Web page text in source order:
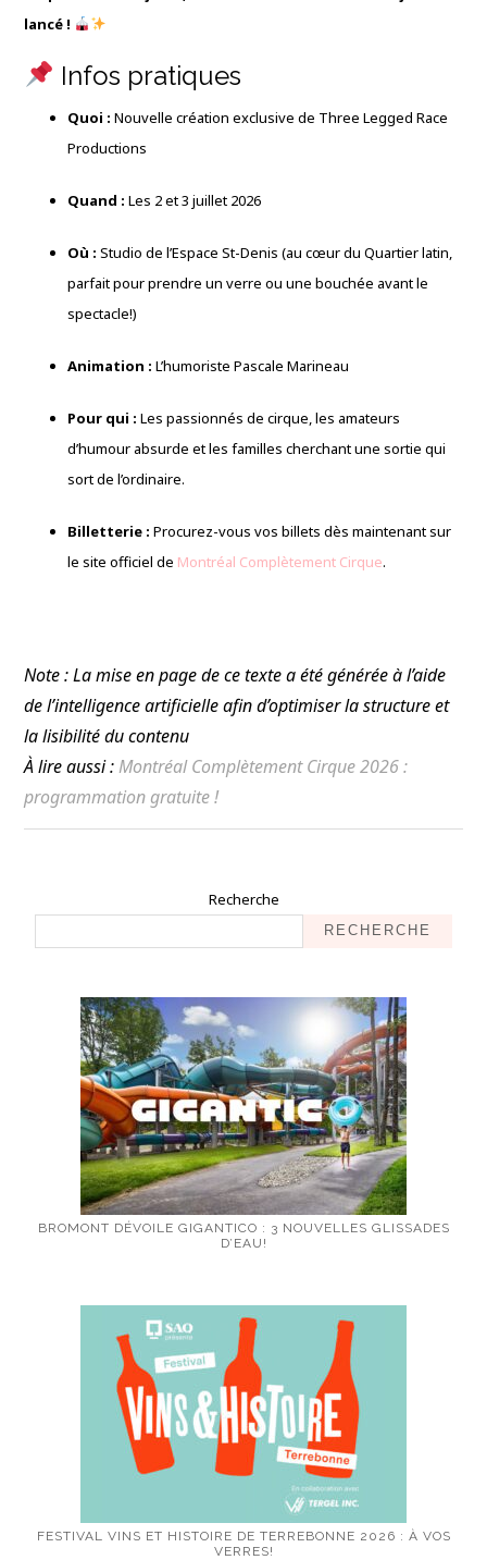
lancé !
Infos pratiques
Quoi : Nouvelle création exclusive de Three Legged Race
Productions
Quand : Les 2 et 3 juillet 2026
Où : Studio de l’Espace St-Denis (au cœur du Quartier latin,
parfait pour prendre un verre ou une bouchée avant le
spectacle!)
Animation : L’humoriste Pascale Marineau
Pour qui : Les passionnés de cirque, les amateurs
d’humour absurde et les familles cherchant une sortie qui
sort de l’ordinaire.
Billetterie : Procurez-vous vos billets dès maintenant sur
le site officiel de Montréal Complètement Cirque.
Note : La mise en page de ce texte a été générée à l’aide
de l’intelligence artificielle afin d’optimiser la structure et
la lisibilité du contenu
À lire aussi :Montréal Complètement Cirque 2026 :
programmation gratuite !
Recherche
RECHERCHE
BROMONT DÉVOILE GIGANTICO : 3 NOUVELLES GLISSADES
D’EAU!
FESTIVAL VINS ET HISTOIRE DE TERREBONNE 2026 : À VOS
VERRES!